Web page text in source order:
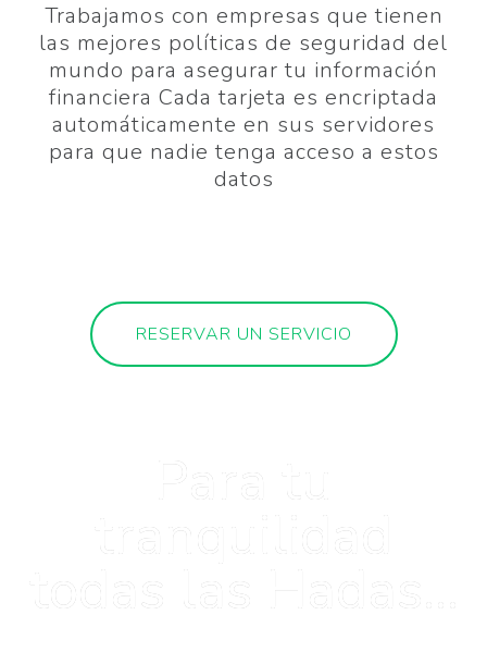
Trabajamos con empresas que tienen
las mejores políticas de seguridad del
mundo para asegurar tu información
financiera Cada tarjeta es encriptada
automáticamente en sus servidores
para que nadie tenga acceso a estos
datos
RESERVAR UN SERVICIO